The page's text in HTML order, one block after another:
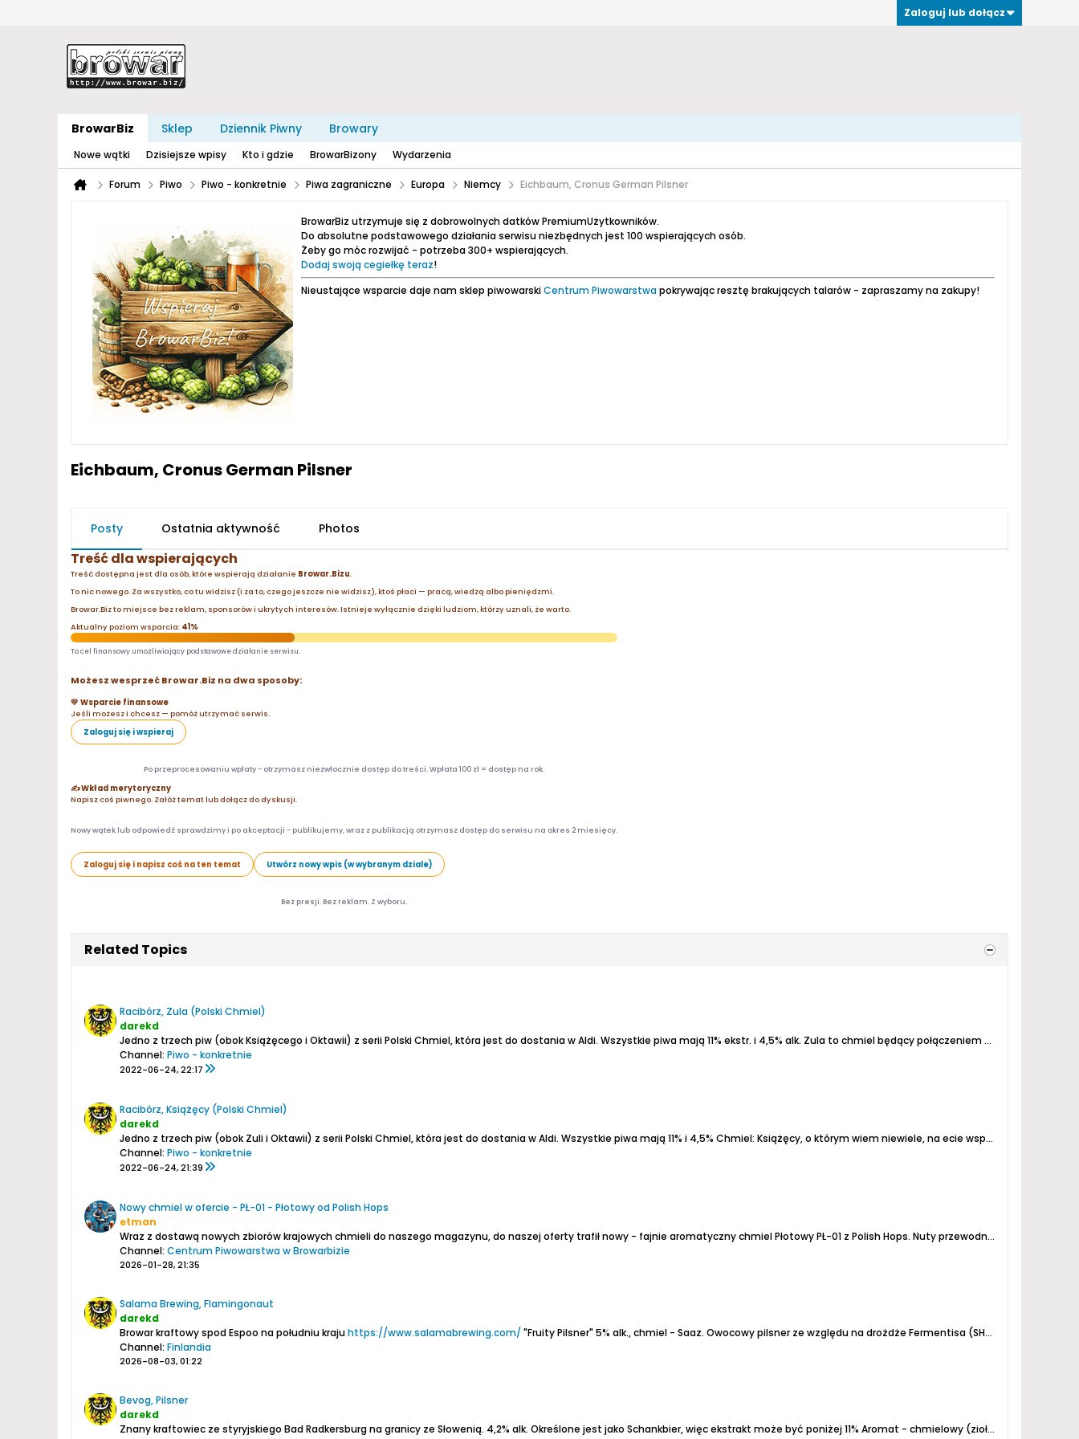
Zaloguj lub dołącz
BrowarBiz Sklep Dziennik Piwny Browary
Nowe wątki Dzisiejsze wpisy Kto i gdzie BrowarBizony Wydarzenia
Forum Piwo Piwo - konkretnie Piwa zagraniczne Europa Niemcy Eichbaum, Cronus German Pilsner
BrowarBiz utrzymuje się z dobrowolnych datków PremiumUżytkowników.
Do absolutne podstawowego działania serwisu niezbędnych jest 100 wspierających osób.
Żeby go móc rozwijać - potrzeba 300+ wspierających.
Dodaj swoją cegiełkę teraz!
Nieustające wsparcie daje nam sklep piwowarskiCentrum Piwowarstwapokrywając resztę brakujących talarów - zapraszamy na zakupy!
Eichbaum, Cronus German Pilsner
Posty Ostatnia aktywność Photos
Treść dla wspierających
Treść dostępna jest dla osób, które wspierają działanie Browar.Bizu.
To nic nowego. Za wszystko, co tu widzisz (i za to, czego jeszcze nie widzisz), ktoś płaci — pracą, wiedzą albo pieniędzmi.
Browar.Biz to miejsce bez reklam, sponsorów i ukrytych interesów. Istnieje wyłącznie dzięki ludziom, którzy uznali, że warto.
Aktualny poziom wsparcia: 41%
To cel finansowy umożliwiający podstawowe działanie serwisu.
Możesz wesprzeć Browar.Biz na dwa sposoby:
💛 Wsparcie finansowe
Jeśli możesz i chcesz — pomóż utrzymać serwis.
Zaloguj się i wspieraj
Po przeprocesowaniu wpłaty - otrzymasz niezwłocznie dostęp do treści. Wpłata 100 zł = dostęp na rok.
✍️ Wkład merytoryczny
Napisz coś piwnego. Załóż temat lub dołącz do dyskusji.
Nowy wątek lub odpowiedź sprawdzimy i po akceptacji - publikujemy, wraz z publikacją otrzymasz dostęp do serwisu na okres 2 miesięcy.
Zaloguj się i napisz coś na ten temat Utwórz nowy wpis (w wybranym dziale)
Bez presji. Bez reklam. Z wyboru.
Related Topics
Racibórz, Zula (Polski Chmiel)
darekd
Jedno z trzech piw (obok Książęcego i Oktawii) z serii Polski Chmiel, która jest do dostania w Aldi. Wszystkie piwa mają 11% ekstr. i 4,5% alk. Zula to chmiel będący połączeniem Lubelskiego, Savinjskiego Goldingu (Słowenia) oraz dzikich chmieli z dawnej Jugosławii....
Channel: Piwo - konkretnie
2022-06-24, 22:17
Racibórz, Książęcy (Polski Chmiel)
darekd
Jedno z trzech piw (obok Zuli i Oktawii) z serii Polski Chmiel, która jest do dostania w Aldi. Wszystkie piwa mają 11% i 4,5% Chmiel: Książęcy, o którym wiem niewiele, na ecie wspominają o czerwonej pomarańczy i moreli. Gdzieś jakiś bloger wspominał, że cytrusy....
Channel: Piwo - konkretnie
2022-06-24, 21:39
Nowy chmiel w ofercie - PŁ-01 - Płotowy od Polish Hops
etman
Wraz z dostawą nowych zbiorów krajowych chmieli do naszego magazynu, do naszej oferty trafił nowy - fajnie aromatyczny chmielPłotowy PŁ-01 z Polish Hops. Nuty przewodnie: liczi, nafta, pomelo, grejpfrut, mandarynka i skórka cytrusowa
Channel: Centrum Piwowarstwa w Browarbizie
2026-01-28, 21:35
Salama Brewing, Flamingonaut
darekd
Browar kraftowy spod Espoo na południu krajuhttps://www.salamabrewing.com/ "Fruity Pilsner" 5% alk., chmiel - Saaz. Owocowy pilsner ze względu na drożdże Fermentisa (SH-44)
Channel: Finlandia
2026-08-03, 01:22
Bevog, Pilsner
darekd
Znany kraftowiec ze styryjskiego Bad Radkersburg na granicy ze Słowenią. 4,2% alk. Określone jest jako Schankbier, więc ekstrakt może być poniżej 11% Aromat - chmielowy (zioła, trawa)